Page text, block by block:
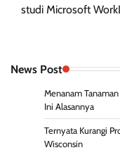
studi Microsoft
News Post
Menanam
Ini Alasannya
Ternyata Kurangi
Wisconsin